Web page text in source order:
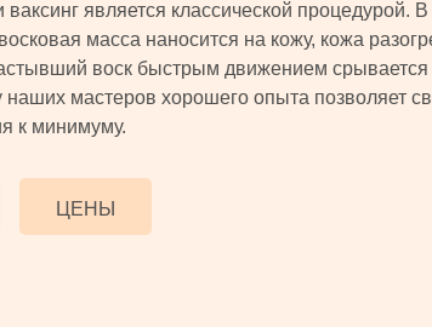
является классической процедурой.
масса наносится на кожу, кожа
воск быстрым движением срывается
мастеров хорошего опыта позволяет
к минимуму.
ЦЕНЫ